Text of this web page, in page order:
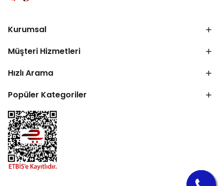
Kurumsal
Müşteri Hizmetleri
Hızlı Arama
Popüler Kategoriler